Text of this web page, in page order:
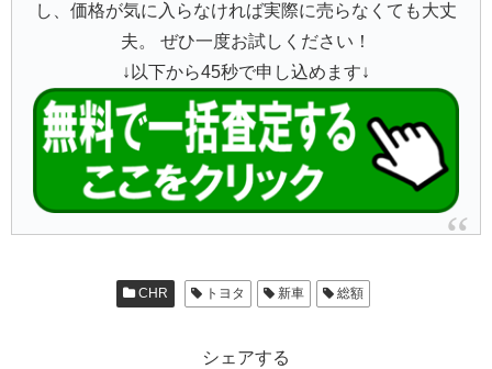
し、価格が気に入らなければ実際に売らなくても大丈
夫。 ぜひ一度お試しください！
↓以下から45秒で申し込めます↓
CHR トヨタ 新車 総額
シェアする